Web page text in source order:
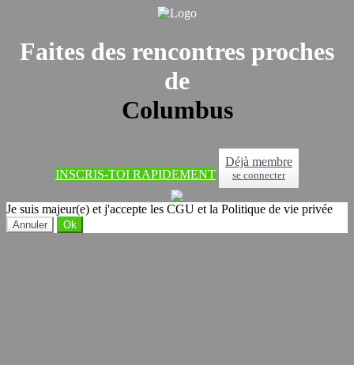
Faites des rencontres proches
de
Columbus
INSCRIS-TOI RAPIDEMENT
Déjà membre
se connecter
Je suis majeur(e) et j'accepte les CGU et la Politique de vie privée
Annuler Ok